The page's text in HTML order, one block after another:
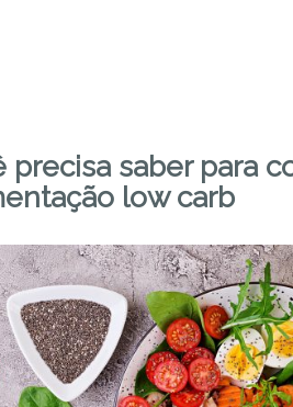
precisa saber para
low carb